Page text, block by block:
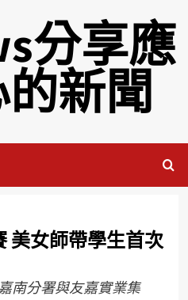
分享應
新聞
美女師帶學生首次
南分署與友嘉實業集